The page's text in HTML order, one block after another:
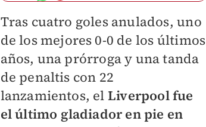
Tras cuatro goles anulados, uno
de los mejores 0-0 de los últimos
años, una prórroga y una tanda
de penaltis con 22
lanzamientos, el Liverpool fue
el último gladiador en pie en